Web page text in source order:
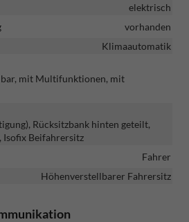
elektrisch
vorhanden
Klimaautomatik
mit Multifunktionen, mit
Rücksitzbank hinten geteilt,
Isofix Beifahrersitz
Fahrer
Höhenverstellbarer Fahrersitz